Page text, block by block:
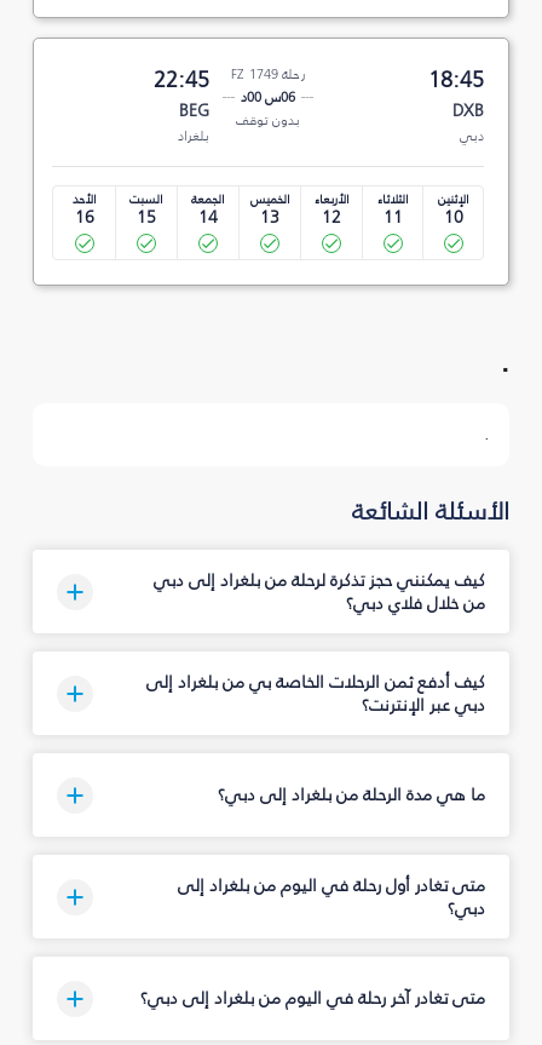
18:45
DXB
دبي
رحلة FZ 1749
06س 00د
بدون توقف
22:45
BEG
بلغراد
الإثنين
10
الثلاثاء
11
الأربعاء
12
الخميس
13
الجمعة
14
السبت
15
الأحد
16
.
.
الأسئلة الشائعة
كيف يمكنني حجز تذكرة لرحلة من بلغراد إلى دبي
من خلال فلاي دبي؟
كيف أدفع ثمن الرحلات الخاصة بي من بلغراد إلى
دبي عبر الإنترنت؟
ما هي مدة الرحلة من بلغراد إلى دبي؟
متى تغادر أول رحلة في اليوم من بلغراد إلى
دبي؟
متى تغادر آخر رحلة في اليوم من بلغراد إلى دبي؟